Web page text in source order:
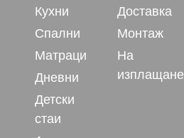
Кухни
Спални
Матраци
Дневни
Детски
стаи
Доставка
Монтаж
На
изплащане